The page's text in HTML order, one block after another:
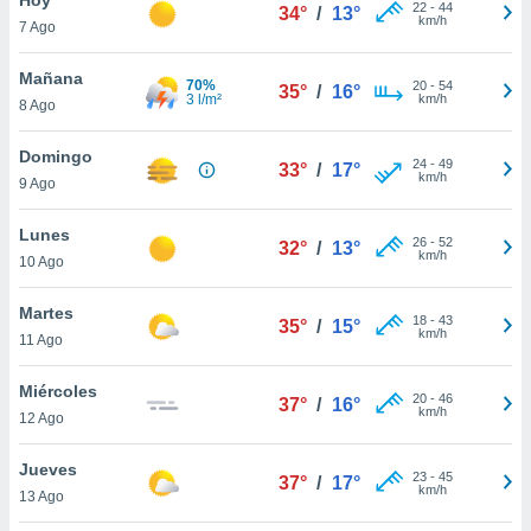
en
más
nuestra
de
cookies
aceptar
7 Ago
34° / 13° 22- 44
km/h
Mañana
8 Ago
70%
3 l/m²
35° / 16° 20- 54
km/h
Domingo
9 Ago
33° / 17° 24- 49
km/h
Lunes
10 Ago
32° / 13° 26- 52
km/h
Martes
11 Ago
35° / 15° 18- 43
km/h
Miércoles
12 Ago
37° / 16° 20- 46
km/h
Jueves
13 Ago
37° / 17° 23- 45
km/h